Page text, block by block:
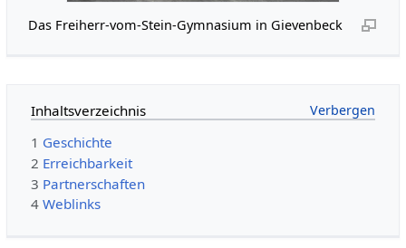
Das Freiherr-vom-Stein-Gymnasium in Gievenbeck
Inhaltsverzeichnis
1 Geschichte
2 Erreichbarkeit
3 Partnerschaften
4 Weblinks